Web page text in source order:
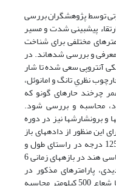
توسط پژوهشگران بررسی
پیش­بینی شدت و مسیر
مختلفی برای شناخت
و بررسی شده­اند. در
آنتروپی سعی شده تا شار
نظریِ تانگ و امانوئل،
عمر چرخند حاره­ای گونو که
محاسبه و بررسی شود.
برون­شارش­ها نیز در دوره
منظور از داده­های باز
تحلیل ERA-Interim با توان تفکیک 125/0 درجه در راستای طول و
عرض جغرافیایی و داده­های مرکز هواشناسی هند در بازه­های زمانی 6
پارامترهای مذکور در